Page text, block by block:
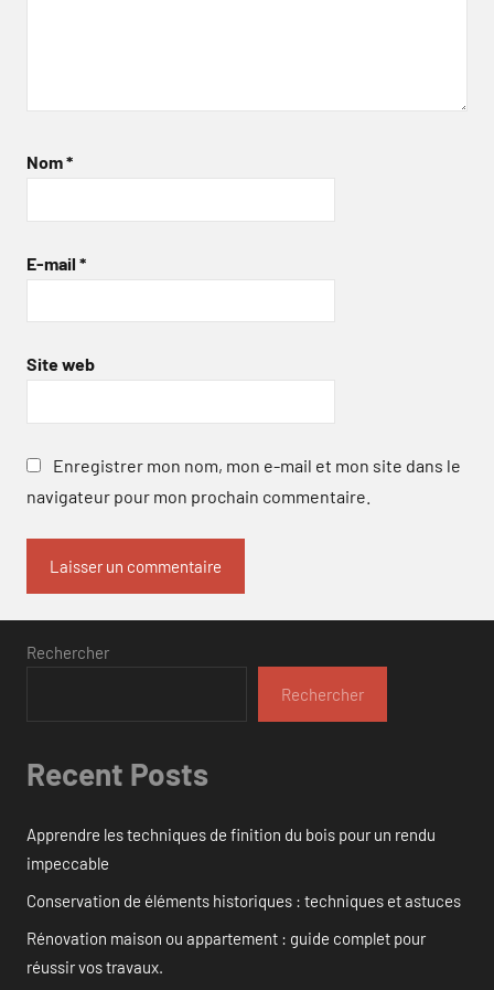
Nom*
E-mail *
Site web
Enregistrer mon nom, mon e-mail et mon site dans le
navigateur pour mon prochain commentaire.
Rechercher
Rechercher
Recent Posts
Apprendre les techniques de finition du bois pour un rendu
impeccable
Conservation de éléments historiques : techniques et astuces
Rénovation maison ou appartement : guide complet pour
réussir vos travaux.